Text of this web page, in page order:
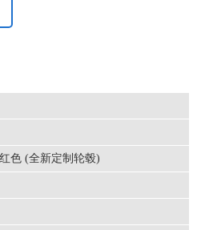
色 (全新定制轮毂)